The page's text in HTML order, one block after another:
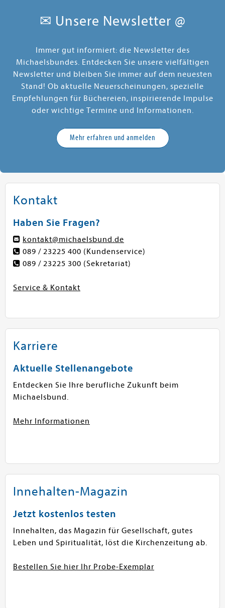
✉ Unsere Newsletter @
Immer gut informiert: die Newsletter des
Michaelsbundes. Entdecken Sie unsere vielfältigen
Newsletter und bleiben Sie immer auf dem neuesten
Stand! Ob aktuelle Neuerscheinungen, spezielle
Empfehlungen für Büchereien, inspirierende Impulse
oder wichtige Termine und Informationen.
Mehr erfahren und anmelden
Kontakt
Haben Sie Fragen?
kontakt@michaelsbund.de
089 / 23225 400 (Kundenservice)
089 / 23225 300 (Sekretariat)
Service & Kontakt
Karriere
Aktuelle Stellenangebote
Entdecken Sie Ihre berufliche Zukunft beim
Michaelsbund.
Mehr Informationen
Innehalten-Magazin
Jetzt kostenlos testen
Innehalten, das Magazin für Gesellschaft, gutes
Leben und Spiritualität, löst die Kirchenzeitung ab.
Bestellen Sie hier Ihr Probe-Exemplar